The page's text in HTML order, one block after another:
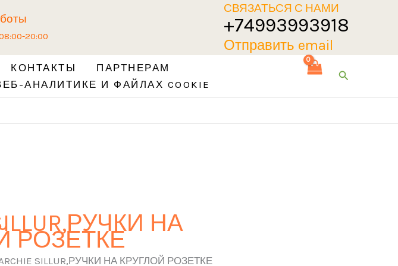
20:00
СВЯЗАТЬСЯ С НАМИ
+74993993918
Отправить email
КОНТАКТЫ
ПАРТНЕРАМ
АНАЛИТИКЕ И ФАЙЛАХ COOKIE
Поиск
НА
РОЗЕТКЕ
SILLUR,РУЧКИ НА КРУГЛОЙ РОЗЕТКЕ